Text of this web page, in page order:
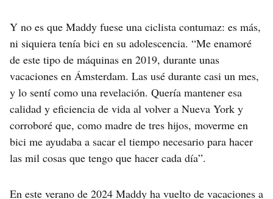
Y no es que Maddy fuese una ciclista contumaz: es más,
ni siquiera tenía bici en su adolescencia. “Me enamoré
de este tipo de máquinas en 2019, durante unas
vacaciones en Ámsterdam. Las usé durante casi un mes,
y lo sentí como una revelación. Quería mantener esa
calidad y eficiencia de vida al volver a Nueva York y
corroboré que, como madre de tres hijos, moverme en
bici me ayudaba a sacar el tiempo necesario para hacer
las mil cosas que tengo que hacer cada día”.
En este verano de 2024 Maddy ha vuelto de vacaciones a